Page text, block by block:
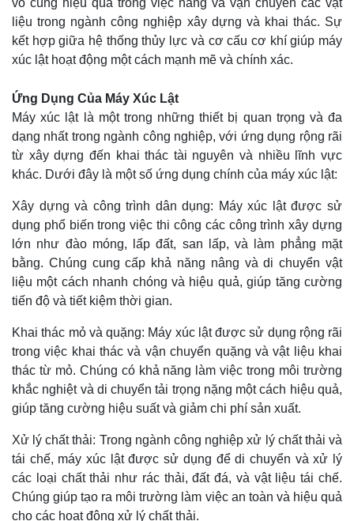
vô cùng hiệu quả trong việc nâng và vận chuyển các vật
liệu trong ngành công nghiệp xây dựng và khai thác. Sự
kết hợp giữa hệ thống thủy lực và cơ cấu cơ khí giúp máy
xúc lật hoạt động một cách mạnh mẽ và chính xác.
Ứng Dụng Của Máy Xúc Lật
Máy xúc lật là một trong những thiết bị quan trọng và đa
dạng nhất trong ngành công nghiệp, với ứng dụng rộng rãi
từ xây dựng đến khai thác tài nguyên và nhiều lĩnh vực
khác. Dưới đây là một số ứng dụng chính của máy xúc lật:
Xây dựng và công trình dân dụng: Máy xúc lật được sử
dụng phổ biến trong việc thi công các công trình xây dựng
lớn như đào móng, lấp đất, san lấp, và làm phẳng mặt
bằng. Chúng cung cấp khả năng nâng và di chuyển vật
liệu một cách nhanh chóng và hiệu quả, giúp tăng cường
tiến độ và tiết kiệm thời gian.
Khai thác mỏ và quặng: Máy xúc lật được sử dụng rộng rãi
trong việc khai thác và vận chuyển quặng và vật liệu khai
thác từ mỏ. Chúng có khả năng làm việc trong môi trường
khắc nghiệt và di chuyển tải trọng nặng một cách hiệu quả,
giúp tăng cường hiệu suất và giảm chi phí sản xuất.
Xử lý chất thải: Trong ngành công nghiệp xử lý chất thải và
tái chế, máy xúc lật được sử dụng để di chuyển và xử lý
các loại chất thải như rác thải, đất đá, và vật liệu tái chế.
Chúng giúp tạo ra môi trường làm việc an toàn và hiệu quả
cho các hoạt động xử lý chất thải.